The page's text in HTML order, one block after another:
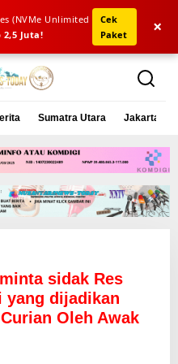
(NVMe Unlimited
2,5 Juta!
Cek
Paket
×
Sumatra Utara Jakarta
sidak Res
yang dijadikan
Oleh Awak